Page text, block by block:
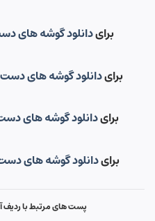
برایدانلود گوشه های
برایدانلود گوشه های دست
برایدانلود گوشه های
برایدانلود گوشه های دست
پست های مرتبط با ردیف